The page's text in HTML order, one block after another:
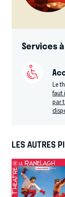
Services
Le
faut
par
LES AUTRES